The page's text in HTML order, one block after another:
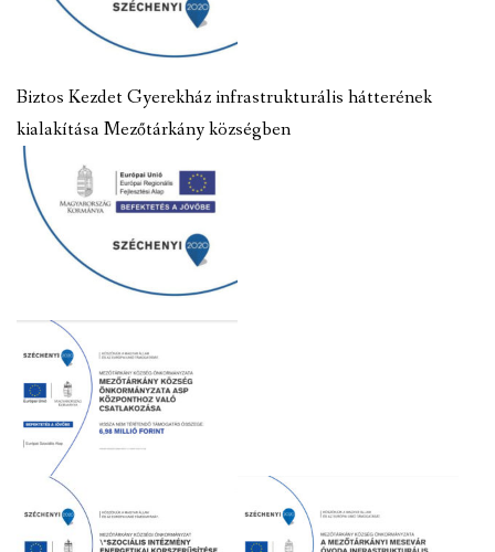
Biztos Kezdet Gyerekház infrastrukturális hátterének
kialakítása Mezőtárkány községben